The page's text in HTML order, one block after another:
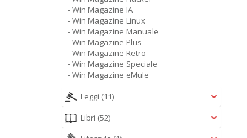
- Win Magazine IA
- Win Magazine Linux
- Win Magazine Manuale
- Win Magazine Plus
- Win Magazine Retro
- Win Magazine Speciale
- Win Magazine eMule
Leggi (11)
Libri (52)